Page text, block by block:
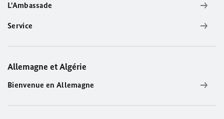
L'Ambassade
Service
Allemagne et Algérie
Bienvenue en Allemagne